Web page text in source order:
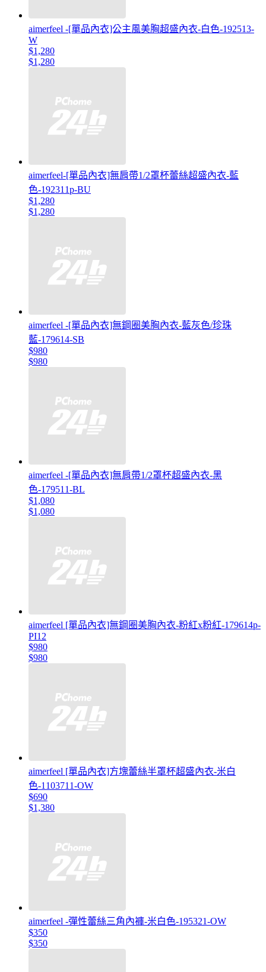
aimerfeel -[單品內衣]公主風美胸超盛內衣-白色-192513-
W
$1,280
$1,280
aimerfeel-[單品內衣]無肩帶1/2罩杯蕾絲超盛內衣-藍
色-192311p-BU
$1,280
$1,280
aimerfeel -[單品內衣]無鋼圈美胸內衣-藍灰色/珍珠
藍-179614-SB
$980
$980
aimerfeel -[單品內衣]無肩帶1/2罩杯超盛內衣-黑
色-179511-BL
$1,080
$1,080
aimerfeel [單品內衣]無鋼圈美胸內衣-粉紅x粉紅-179614p-
PI12
$980
$980
aimerfeel [單品內衣]方塊蕾絲半罩杯超盛內衣-米白
色-1103711-OW
$690
$1,380
aimerfeel -彈性蕾絲三角內褲-米白色-195321-OW
$350
$350